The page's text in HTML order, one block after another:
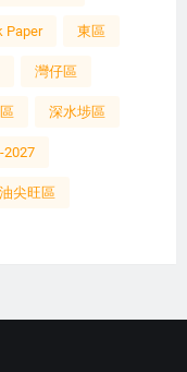
Paper 東區
灣仔區
深水埗區
2027
油尖旺區